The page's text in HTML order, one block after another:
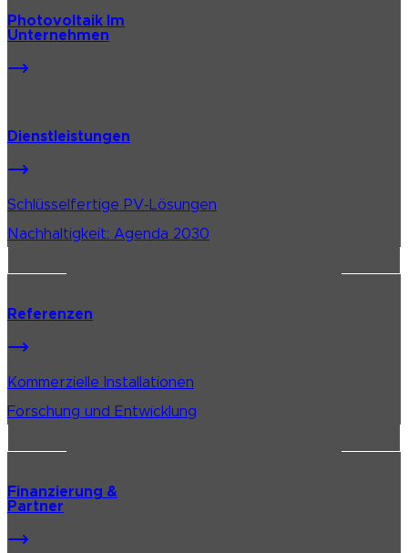
Photovoltaik Im
Unternehmen
Dienstleistungen
Schlüsselfertige PV-Lösungen
Nachhaltigkeit: Agenda 2030
Referenzen
Kommerzielle Installationen
Forschung und Entwicklung
Finanzierung &
Partner